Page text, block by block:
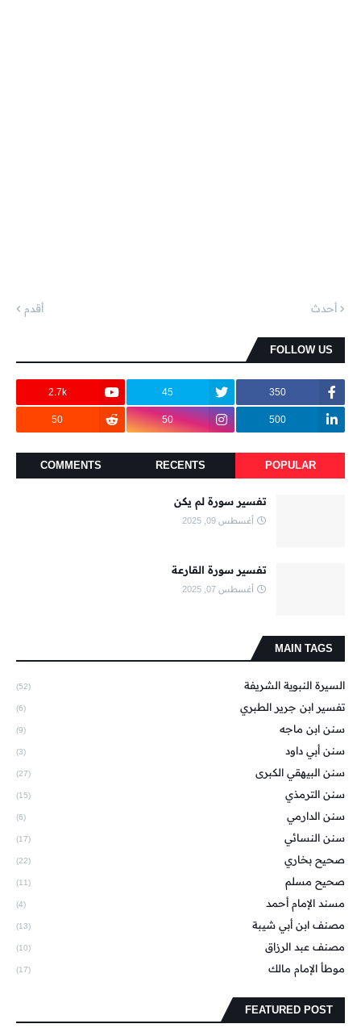
أحدث أقدم
FOLLOW US
350
45
2.7k
500
50
50
POPULAR
RECENTS
COMMENTS
تفسير سورة لم يكن
أغسطس 09, 2025
تفسير سورة القارعة
أغسطس 07, 2025
MAIN TAGS
السيرة النبوية الشريفة (52)
تفسير ابن جرير الطبري (6)
سنن ابن ماجه (9)
سنن أبي داود (3)
سنن البيهقي الكبرى (27)
سنن الترمذي (15)
سنن الدارمي (6)
سنن النسائي (17)
صحيح بخاري (22)
صحيح مسلم (11)
مسند الإمام أحمد (4)
مصنف ابن أبي شيبة (13)
مصنف عبد الرزاق (10)
موطأ الإمام مالك (17)
FEATURED POST